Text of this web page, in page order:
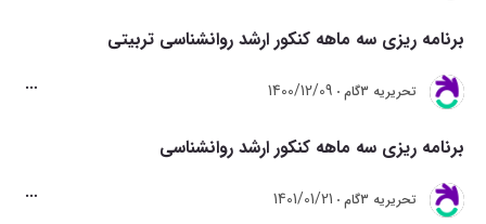
برنامه ریزی سه ماهه کنکور ارشد روانشناسی تربیتی
تحريريه 3گام 1400/12/09
برنامه ریزی سه ماهه کنکور ارشد روانشناسی
تحريريه 3گام 1401/01/21